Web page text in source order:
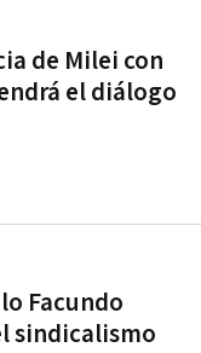
de Milei con
el diálogo
Facundo
sindicalismo